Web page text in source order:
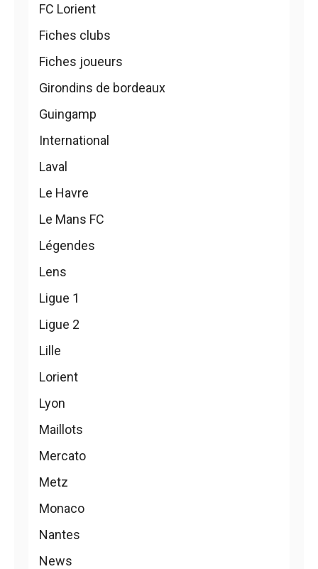
FC Lorient
Fiches clubs
Fiches joueurs
Girondins de bordeaux
Guingamp
International
Laval
Le Havre
Le Mans FC
Légendes
Lens
Ligue 1
Ligue 2
Lille
Lorient
Lyon
Maillots
Mercato
Metz
Monaco
Nantes
News